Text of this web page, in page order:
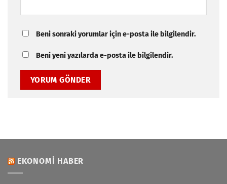
Beni sonraki yorumlar için e-posta ile bilgilendir.
Beni yeni yazılarda e-posta ile bilgilendir.
EKONOMI HABER